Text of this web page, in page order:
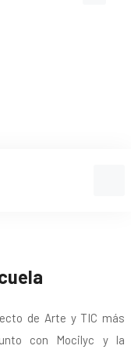
de Arte y TIC más
con Mocilyc y la